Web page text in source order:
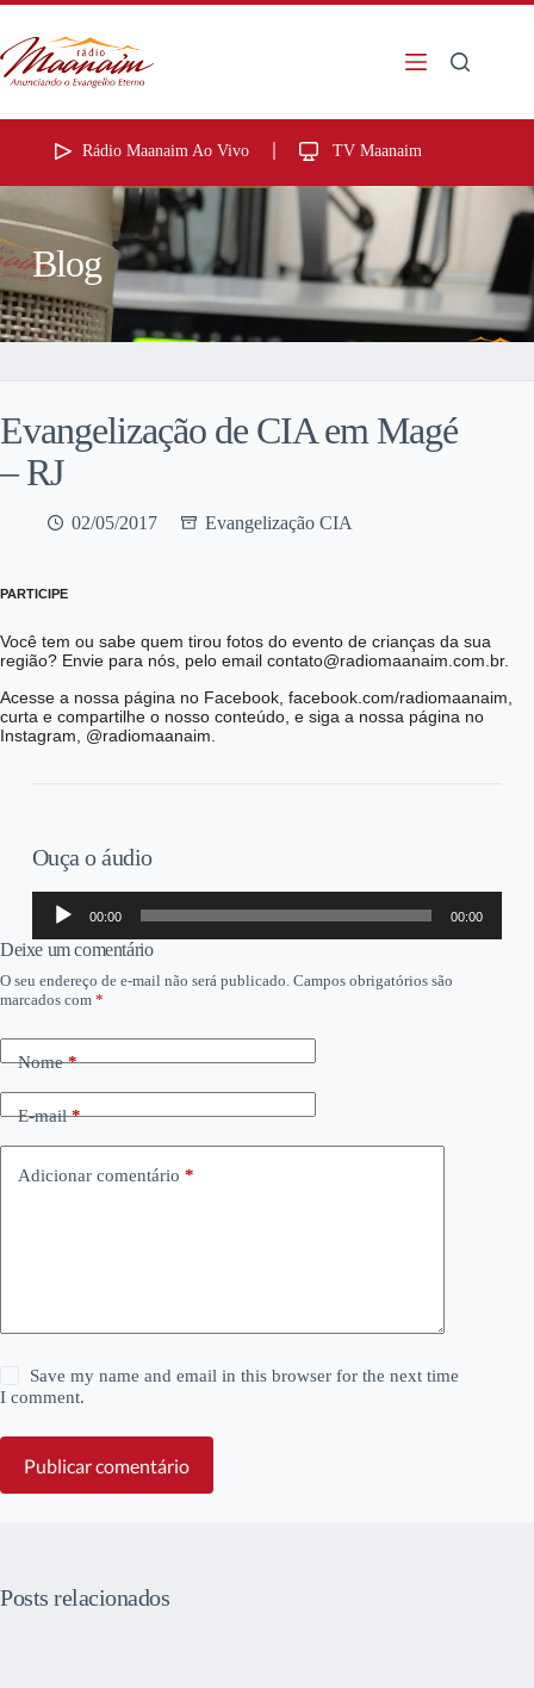
Rádio Maanaim Ao Vivo TV Maanaim
Blog
Evangelização de CIA em Magé
– RJ
02/05/2017 Evangelização CIA
PARTICIPE
Você tem ou sabe quem tirou fotos do evento de crianças da sua
região? Envie para nós, pelo email contato@radiomaanaim.com.br.
Acesse a nossa página no Facebook, facebook.com/radiomaanaim,
curta e compartilhe o nosso conteúdo, e siga a nossa página no
Instagram, @radiomaanaim.
Ouça o áudio
Tocador
áudio
00:00 00:00
Deixe um comentário
O seu endereço de e-mail não será publicado. Campos obrigatórios são
marcados com *
Nome*
E-mail*
Adicionar comentário *
Save my name and email in this browser for the next time
I comment.
Publicar comentário
Posts relacionados